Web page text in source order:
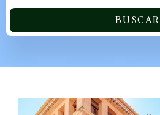
BUSCAR